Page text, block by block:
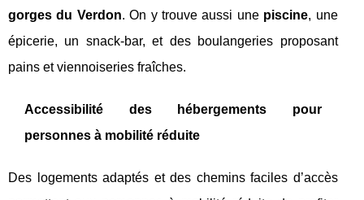
gorges du Verdon. On y trouve aussi une piscine, une
épicerie, un snack-bar, et des boulangeries proposant
pains et viennoiseries fraîches.
Accessibilité des hébergements pour
personnes à mobilité réduite
Des logements adaptés et des chemins faciles d’accès